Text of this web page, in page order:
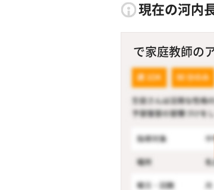
現在の河内
で家庭教師の